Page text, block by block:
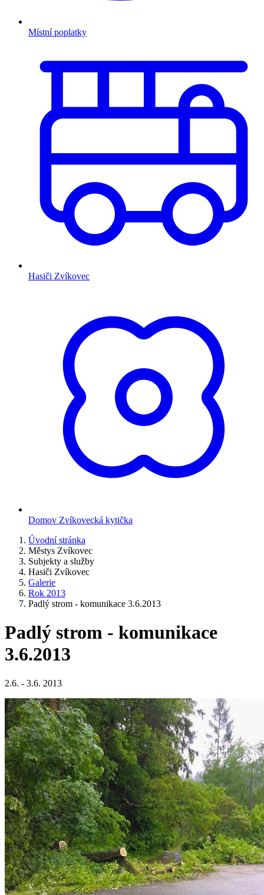
Místní poplatky
Hasiči Zvíkovec
Domov Zvíkovecká kytička
Úvodní stránka
Městys Zvíkovec
Subjekty a služby
Hasiči Zvíkovec
Galerie
Rok 2013
Padlý strom - komunikace 3.6.2013
Padlý strom - komunikace
3.6.2013
2.6. - 3.6. 2013